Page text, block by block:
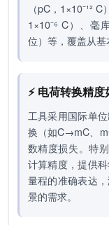
（pC，1×10⁻¹²
1×10⁻⁶ C）、毫
位）等，覆盖从基
⚡ 电荷转换精
工具采用国际单
换（如C→mC、
数精度损失。特
计算精度，提供
量程的准确表达
景的需求。